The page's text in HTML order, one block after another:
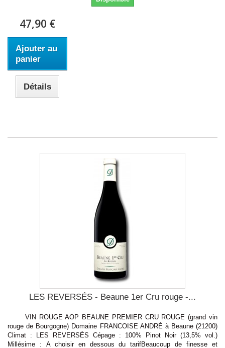
47,90 €
Ajouter au
panier
Détails
LES REVERSÉS - Beaune 1er Cru rouge -...
VIN ROUGE AOP BEAUNE PREMIER CRU ROUGE (grand vin
rouge de Bourgogne) Domaine FRANCOISE ANDRÉ à Beaune (21200)
Climat : LES REVERSÉS Cépage : 100% Pinot Noir (13,5% vol.)
Millésime : A choisir en dessous du tarifBeaucoup de finesse et